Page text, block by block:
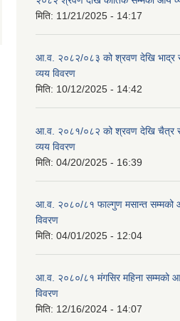
मिति: 11/21/2025 - 14:17
आ.व. २०८२/०८३ को श्रवण देखि भाद्र
व्यय विवरण
मिति: 10/12/2025 - 14:42
आ.व. २०८१/०८२ को श्रवण देखि चैत्र
व्यय विवरण
मिति: 04/20/2025 - 16:39
आ.व. २०८०/८१ फाल्गुण मसान्त सम्मको
विवरण
मिति: 04/01/2025 - 12:04
आ.व. २०८०/८१ मंगसिर महिना सम्मको
विवरण
मिति: 12/16/2024 - 14:07